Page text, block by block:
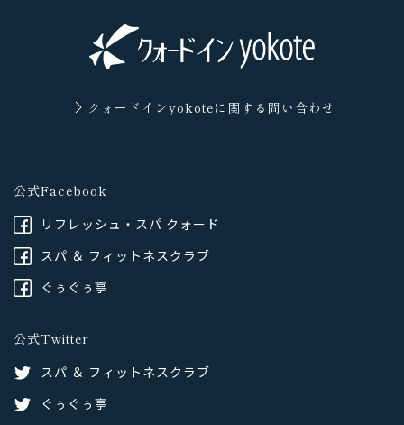
クォードインyokoteに 関する問い合わせ
公式Facebook
リフレッシュ・スパ クォード
スパ ＆ フィットネスクラブ
ぐぅぐぅ亭
公式Twitter
スパ ＆ フィットネスクラブ
ぐぅぐぅ亭